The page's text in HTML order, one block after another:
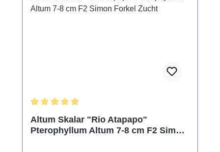
Altum Skalar "Rio Atapapo"
Pterophyllum Altum 7-8 cm F2 Simon